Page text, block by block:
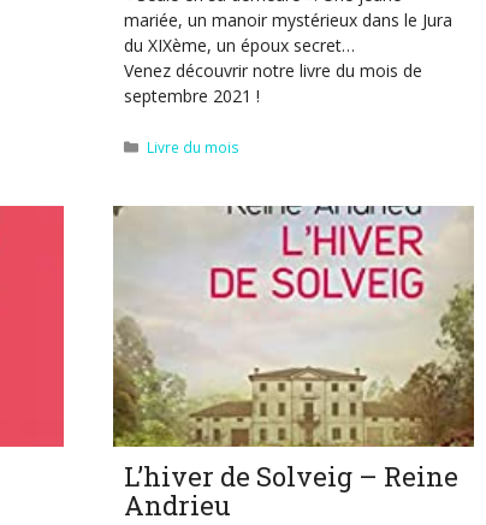
mariée, un manoir mystérieux dans le Jura
du XIXème, un époux secret…
Venez découvrir notre livre du mois de
septembre 2021 !
Catégories
Livre du mois
L’hiver de Solveig – Reine
Andrieu